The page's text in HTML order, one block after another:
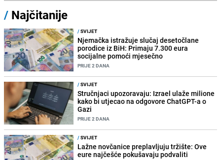
/ Najčitanije
/SVIJET
Njemačka istražuje slučaj desetočlane
porodice iz BiH: Primaju 7.300 eura
socijalne pomoći mjesečno
PRIJE 2 DANA
/SVIJET
Stručnjaci upozoravaju: Izrael ulaže milione
kako bi utjecao na odgovore ChatGPT-a o
Gazi
PRIJE 2 DANA
/SVIJET
Lažne novčanice preplavljuju tržište: Ove
eure najčešće pokušavaju podvaliti